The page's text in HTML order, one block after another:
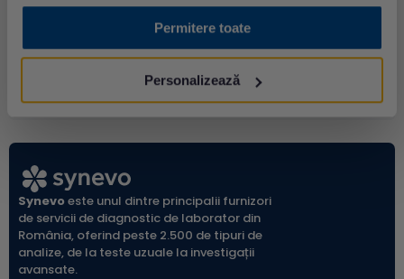
Permitere toate
Personalizează
Synevoeste unul dintre principalii furnizori
de servicii de diagnostic de laborator din
România, oferind peste 2.500 de tipuri de
analize, de la teste uzuale la investigații
avansate.